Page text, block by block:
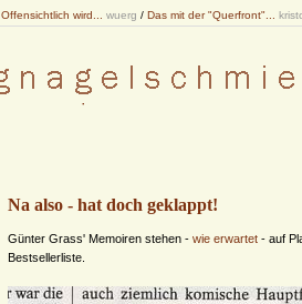
Offensichtlich wird... wuerg / Das mit der "Querfront"...
Na also - hat doch geklappt!
Günter Grass' Memoiren stehen - wie erwartet - auf
Bestsellerliste.